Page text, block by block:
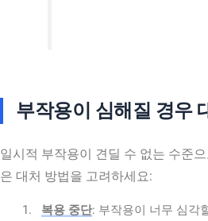
부작용이 심해질 경우
일시적 부작용이 견딜 수 없는 수준
은 대처 방법을 고려하세요:
복용 중단: 부작용이 너무 심각